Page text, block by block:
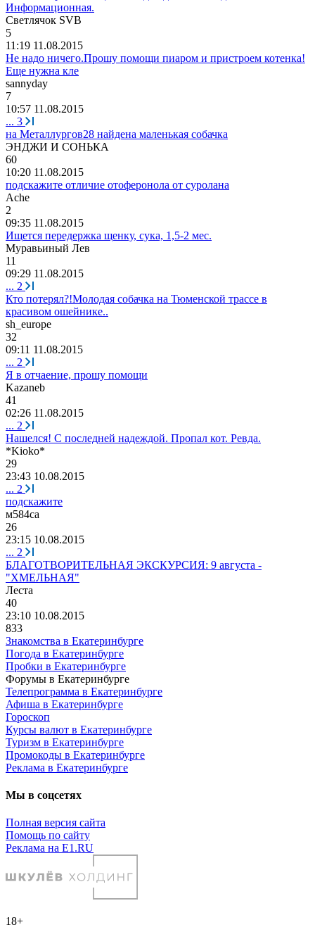
Информационная.
Светлячок SVB
5
11:19 11.08.2015
Не надо ничего.Прошу помощи пиаром и пристроем котенка!
Еще нужна кле
sannyday
7
10:57 11.08.2015
... 3
на Металлургов28 найдена маленькая собачка
ЭНДЖИ И СОНЬКА
60
10:20 11.08.2015
подскажите отличие отоферонола от суролана
Ache
2
09:35 11.08.2015
Ищется передержка щенку, сука, 1,5-2 мес.
Муравьиный Лев
11
09:29 11.08.2015
... 2
Кто потерял?!Молодая собачка на Тюменской трассе в
красивом ошейнике..
sh_europe
32
09:11 11.08.2015
... 2
Я в отчаение, прошу помощи
Kazaneb
41
02:26 11.08.2015
... 2
Нашелся! С последней надеждой. Пропал кот. Ревда.
*Kioko*
29
23:43 10.08.2015
... 2
подскажите
м584са
26
23:15 10.08.2015
... 2
БЛАГОТВОРИТЕЛЬНАЯ ЭКСКУРСИЯ: 9 августа -
"ХМЕЛЬНАЯ"
Леста
40
23:10 10.08.2015
833
Знакомства в Екатеринбурге
Погода в Екатеринбурге
Пробки в Екатеринбурге
Форумы в Екатеринбурге
Телепрограмма в Екатеринбурге
Афиша в Екатеринбурге
Гороскоп
Курсы валют в Екатеринбурге
Туризм в Екатеринбурге
Промокоды в Екатеринбурге
Реклама в Екатеринбурге
Мы в соцсетях
Полная версия сайта
Помощь по сайту
Реклама на E1.RU
18+